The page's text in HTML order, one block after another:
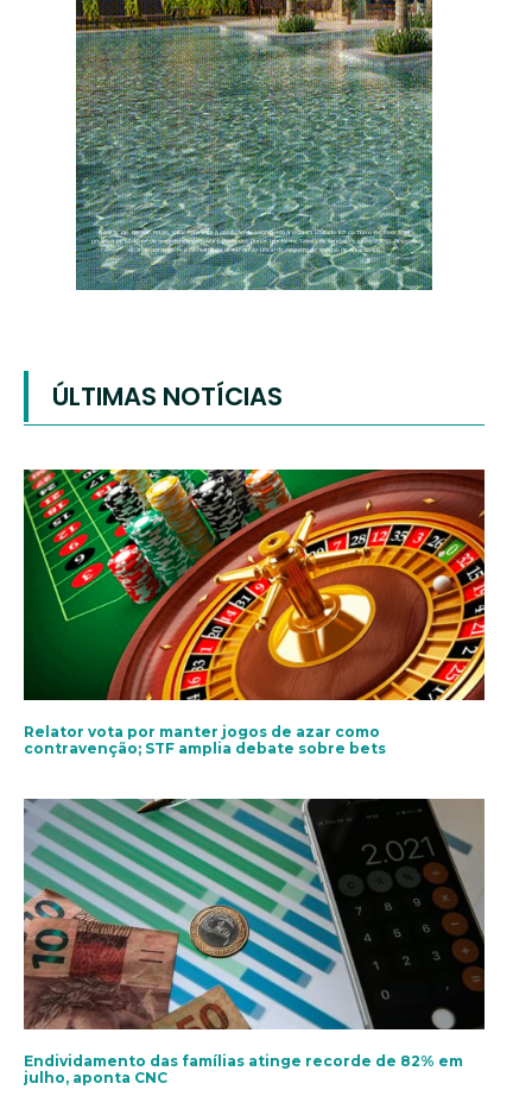
ÚLTIMAS NOTÍCIAS
Relator vota por manter jogos de azar como
contravenção; STF amplia debate sobre bets
Endividamento das famílias atinge recorde de 82% em
julho, aponta CNC